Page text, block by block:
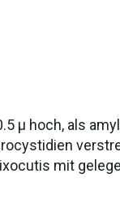
µ hoch, als
mit